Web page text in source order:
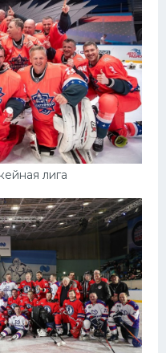
лига